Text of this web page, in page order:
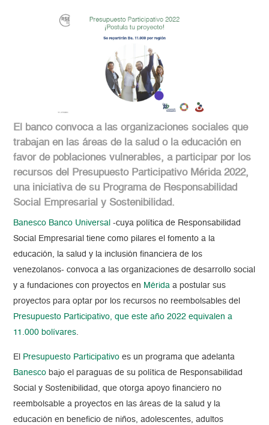
El banco convoca a las organizaciones sociales que
trabajan en las áreas de la salud o la educación en
favor de poblaciones vulnerables, a participar por los
recursos del Presupuesto Participativo Mérida 2022,
una iniciativa de su Programa de Responsabilidad
Social Empresarial y Sostenibilidad.
Banesco Banco Universal -cuya política de Responsabilidad
Social Empresarial tiene como pilares el fomento a la
educación, la salud y la inclusión financiera de los
venezolanos- convoca a las organizaciones de desarrollo social
y a fundaciones con proyectos en Mérida a postular sus
proyectos para optar por los recursos no reembolsables del
Presupuesto Participativo, que este año 2022 equivalen a
11.000 bolívares.
El Presupuesto Participativo es un programa que adelanta
Banesco bajo el paraguas de su política de Responsabilidad
Social y Sostenibilidad, que otorga apoyo financiero no
reembolsable a proyectos en las áreas de la salud y la
educación en beneficio de niños, adolescentes, adultos